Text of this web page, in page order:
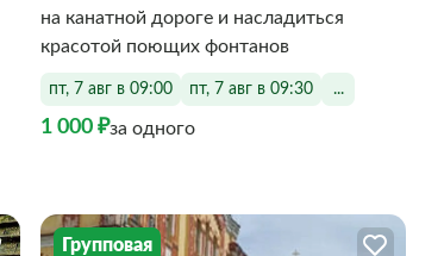
на канатной дороге и насладиться
красотой поющих фонтанов
пт, 7 авг в 09:00 пт, 7 авг в 09:30 ...
1 000 ₽за одного
Групповая